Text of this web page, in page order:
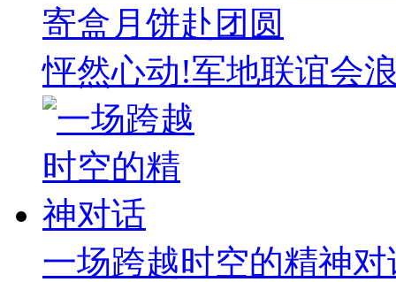
寄盒月饼赴团圆
怦然心动!军地联谊会
一场跨越时空的精神对